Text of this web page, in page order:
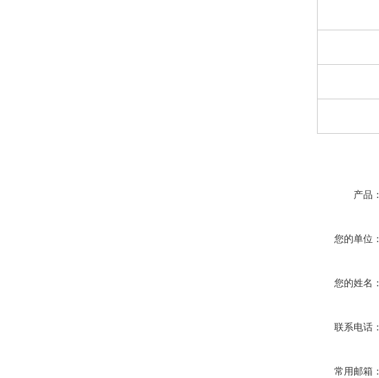
产品：
您的单位：
您的姓名：
联系电话：
常用邮箱：